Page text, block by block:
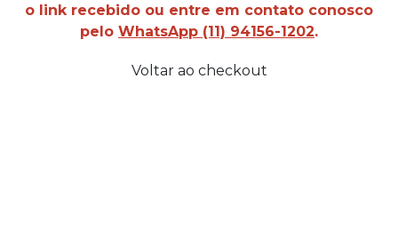
o link recebido ou entre em contato conosco
pelo WhatsApp (11) 94156-1202.
Voltar ao checkout